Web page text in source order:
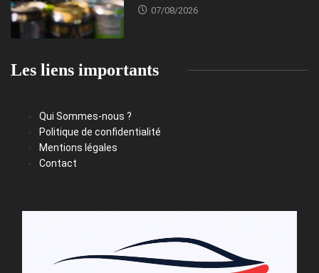
07/08/2026
Les liens importants
Qui Sommes-nous ?
Politique de confidentialité
Mentions légales
Contact